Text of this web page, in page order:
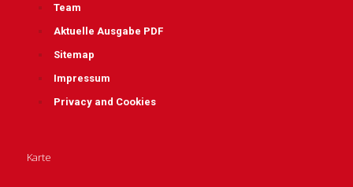
Team
Aktuelle Ausgabe PDF
Sitemap
Impressum
Privacy and Cookies
Karte